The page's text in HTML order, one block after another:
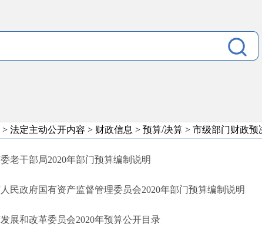
> 法定主动公开内容 > 财政信息 > 预算/决算 > 市级部门财政预
老干部局2020年部门预算编制说明
民政府国有资产监督管理委员会2020年部门预算编制说明
展和改革委员会2020年预算公开目录